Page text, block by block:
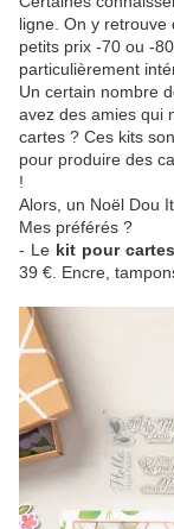
ligne. On y retrouve
petits prix -70 ou -
particulièrement
Un certain nombre
avez des amies qui
cartes ? Ces kits
pour produire des
!
Alors, un Noël Dou
Mes préférés ?
- Le kit pour
39 €. Encre,